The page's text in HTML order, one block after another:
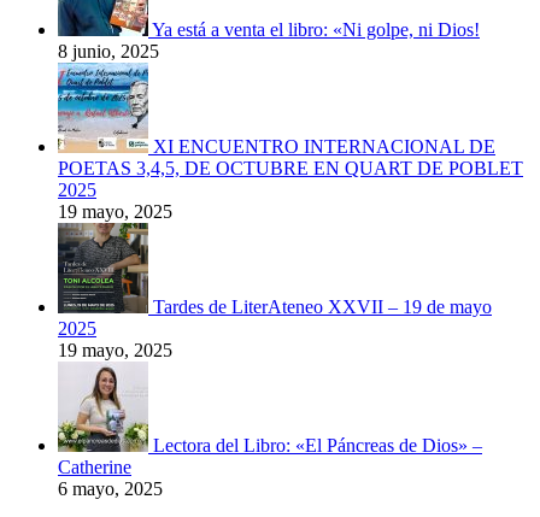
Ya está a venta el libro: «Ni golpe, ni Dios!
8 junio, 2025
XI ENCUENTRO INTERNACIONAL DE
POETAS 3,4,5, DE OCTUBRE EN QUART DE POBLET
2025
19 mayo, 2025
Tardes de LiterAteneo XXVII – 19 de mayo
2025
19 mayo, 2025
Lectora del Libro: «El Páncreas de Dios» –
Catherine
6 mayo, 2025